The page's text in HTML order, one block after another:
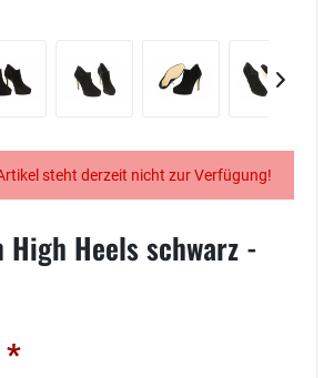
steht derzeit nicht zur Verfügung!
High Heels schwarz -
*